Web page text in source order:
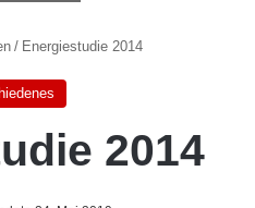
/ Energiestudie 2014
2014